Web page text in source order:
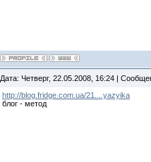
Дата: Четверг, 22.05.2008, 16:24 |
http://blog.fridge.com.ua/21....yazyika
блог - метод